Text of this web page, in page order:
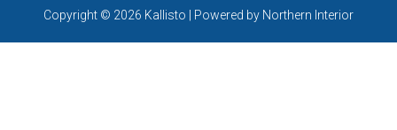
Copyright © 2026 Kallisto | Powered by Northern Interior